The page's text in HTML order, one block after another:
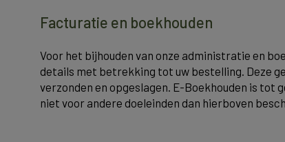
Facturatie en boekhouden
Voor het bijhouden van onze administratie en
details met betrekking tot uw bestelling. Deze
verzonden en opgeslagen. E-Boekhouden is tot
niet voor andere doeleinden dan hierboven